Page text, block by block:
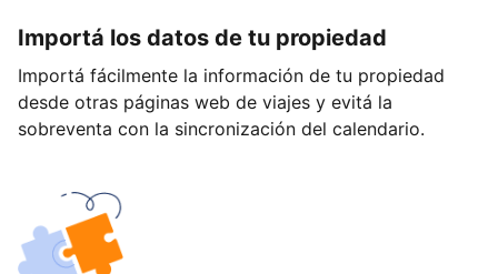
Importá los datos de tu propiedad
Importá fácilmente la información de tu propiedad
desde otras páginas web de viajes y evitá la
sobreventa con la sincronización del calendario.